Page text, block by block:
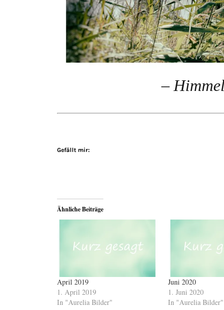
–
Gefällt mir:
Ähnliche Beiträge
April 2019
1. April 2019
In "Aurelia Bilder"
Juni 2020
1. Juni 2020
In "Aurelia Bilder"